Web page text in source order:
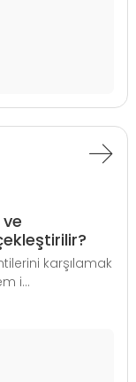
karşılamak
i...